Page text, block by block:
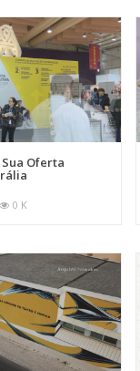
Oferta
0 K